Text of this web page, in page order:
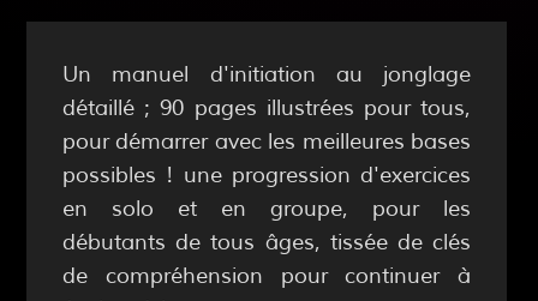
Un manuel d'initiation au jonglage
détaillé ; 90 pages illustrées pour tous,
pour démarrer avec les meilleures bases
possibles ! une progression d'exercices
en solo et en groupe, pour les
débutants de tous âges, tissée de clés
de compréhension pour continuer à